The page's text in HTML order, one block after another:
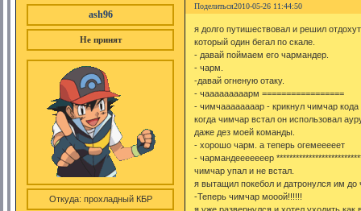
Поделиться2010-05-26 11:44:50
ash96
Не принят
Откуда: прохладный КБР
я долго путишествовал и решил
который один бегал по скале.
- давай поймаем его чармандер.
- чарм.
-давай огненую отаку.
- чааааааааарм =================
- чимчаааааааар - крикнул чимчар
когда чимчар встал он использовал
даже дез моей команды.
- хорошо чарм. а теперь огемееееет
- чармандееееееер
чимчар упал и не встал.
я вытащил покебол и датронулся им до
-Теперь чимчар мооой!!!!!!